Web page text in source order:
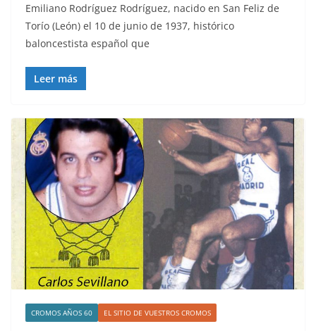
Emiliano Rodríguez Rodríguez, nacido en San Feliz de
Torío (León) el 10 de junio de 1937, histórico
baloncestista español que
Leer más
CROMOS AÑOS 60 EL SITIO DE VUESTROS CROMOS